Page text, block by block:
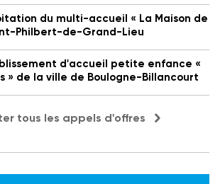
du multi-accueil « La Maison de
Philbert-de-Grand-Lieu
d'accueil petite enfance «
» de la ville de Boulogne-Billancourt
tous les appels d'offres